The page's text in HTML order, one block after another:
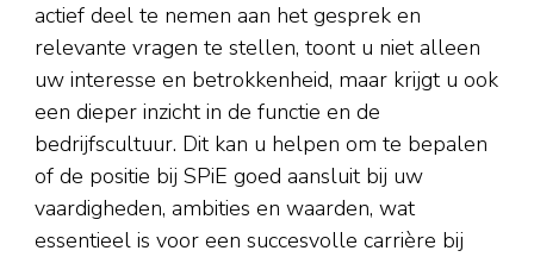
actief deel te nemen aan het gesprek en
relevante vragen te stellen, toont u niet alleen
uw interesse en betrokkenheid, maar krijgt u ook
een dieper inzicht in de functie en de
bedrijfscultuur. Dit kan u helpen om te bepalen
of de positie bij SPiE goed aansluit bij uw
vaardigheden, ambities en waarden, wat
essentieel is voor een succesvolle carrière bij